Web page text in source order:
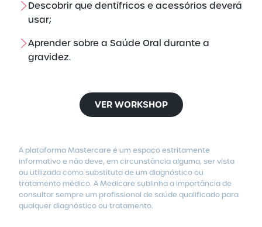
Descobrir que dentífricos e acessórios deverá
usar;
Aprender sobre a Saúde Oral durante a
gravidez.
VER WORKSHOP
A plataforma Mastercare é um espaço estritamente
informativo e não deve, em circunstância alguma, ser vista
ou utilizada como substituta de um diagnóstico ou
tratamento médico. A Medicare sublinha a importância de
consultar sempre um profissional de saúde qualificado para
qualquer diagnóstico ou tratamento.